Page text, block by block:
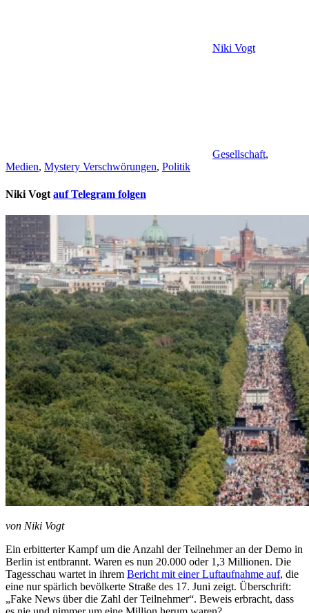
Niki Vogt
Gesellschaft,
Medien, Mystery Verschwörungen, Politik
Niki Vogt auf Telegram folgen
von Niki Vogt
Ein erbitterter Kampf um die Anzahl der Teilnehmer an der Demo in
Berlin ist entbrannt. Waren es nun 20.000 oder 1,3 Millionen. Die
Tagesschau wartet in ihrem Bericht mit einer Luftaufnahme auf, die
eine nur spärlich bevölkerte Straße des 17. Juni zeigt. Überschrift:
„Fake News über die Zahl der Teilnehmer“. Beweis erbracht, dass